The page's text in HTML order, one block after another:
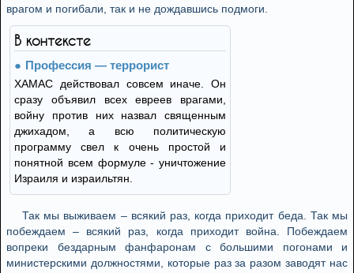
врагом и погибали, так и не дождавшись подмоги.
В контексте
Профессия — террорист
ХАМАС действовал совсем иначе. Он
сразу объявил всех евреев врагами,
войну против них назвал священным
джихадом, а всю политическую
программу свел к очень простой и
понятной всем формуле - уничтожение
Израиля и израильтян.
Так мы выживаем – всякий раз, когда приходит беда. Так мы
побеждаем – всякий раз, когда приходит война. Побеждаем
вопреки бездарным фанфаронам с большими погонами и
министерскими должностями, которые раз за разом заводят нас